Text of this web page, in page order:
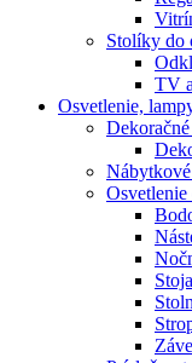
Stolíky do
TV
Osvetlenie,